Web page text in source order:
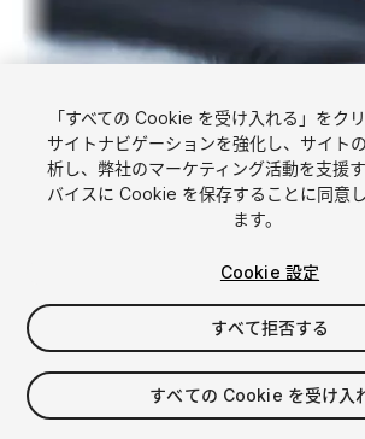
/8
$5
「すべての Cookie を受け入れる」をク
サイトナビゲーションを強化し、サイト
析し、弊社のマーケティング活動を支援
バイスに Cookie を保存することに同意
ます。
Cookie 設定
すべて拒否する
すべての Cookie を受け入